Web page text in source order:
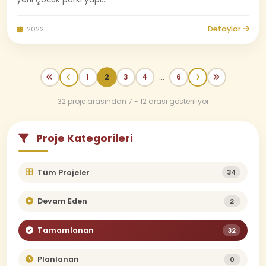
2022 Detaylar
1 2 3 4 ... 6
32 proje arasından 7 - 12 arası gösteriliyor
Proje Kategorileri
Tüm Projeler 34
Devam Eden 2
Tamamlanan 32
Planlanan 0